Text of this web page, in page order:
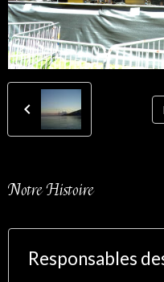
Notre Histoire
Responsables